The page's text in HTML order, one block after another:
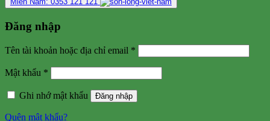
Đăng nhập
Tên tài khoản hoặc địa chỉ email *
Mật khẩu *
Ghi nhớ mật khẩu Đăng nhập
Quên mật khẩu?